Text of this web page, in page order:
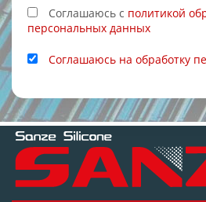
Соглашаюсь с политикой
персональных данных
Соглашаюсь на обработку